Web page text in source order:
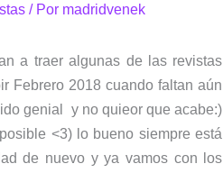
/ Por madridvenek
a traer algunas de las revistas
Febrero 2018 cuando faltan aún
genial y no quieor que acabe:)
<3) lo bueno siempre está
de nuevo y ya vamos con los